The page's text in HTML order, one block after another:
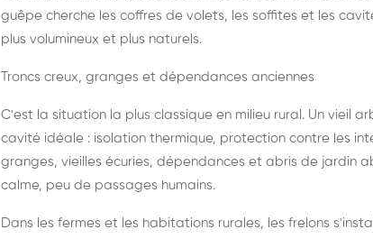
guêpe cherche les coffres de volets, les soffites et les
plus volumineux et plus naturels.
Troncs creux, granges et dépendances anciennes
C'est la situation la plus classique en milieu rural. Un vieil
cavité idéale : isolation thermique, protection contre les
granges, vieilles écuries, dépendances et abris de jardin
calme, peu de passages humains.
Dans les fermes et les habitations rurales, les frelons